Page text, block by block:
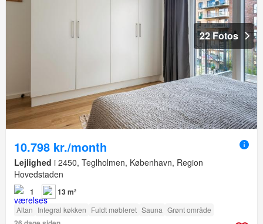
22 Fotos
10.798 kr./month
Lejlighed i 2450, Teglholmen, København, Region
Hovedstaden
1 13 m²
Altan Integral køkken Fuldt møbleret Sauna Grønt område